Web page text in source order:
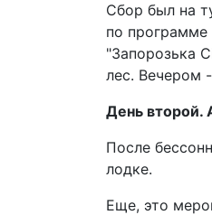
Сбор был на
по программе
"Запорозька
лес. Вечером
День второй.
После
лодке.
Еще, это